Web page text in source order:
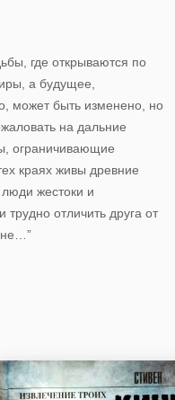
где открываются по
а будущее,
может быть изменено, но
на дальние
ограничивающие
краях живы древние
жестоки и
отличить друга от